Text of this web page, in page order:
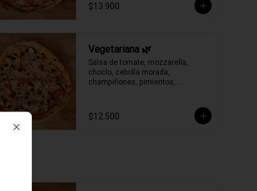
$13.900
Vegetariana 🌿
Salsa de tomate, mozzarella,
choclo, cebolla morada,
champiñones, pimientos,
$12.500